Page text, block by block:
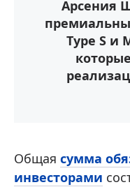
Арсения
Type S и
Общая сумма
инвесторами